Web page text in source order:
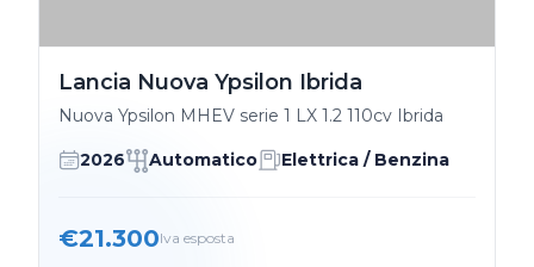
Lancia Nuova Ypsilon Ibrida
Nuova Ypsilon MHEV serie 1 LX 1.2 110cv Ibrida
2026 Automatico Elettrica / Benzina
€21.300Iva esposta